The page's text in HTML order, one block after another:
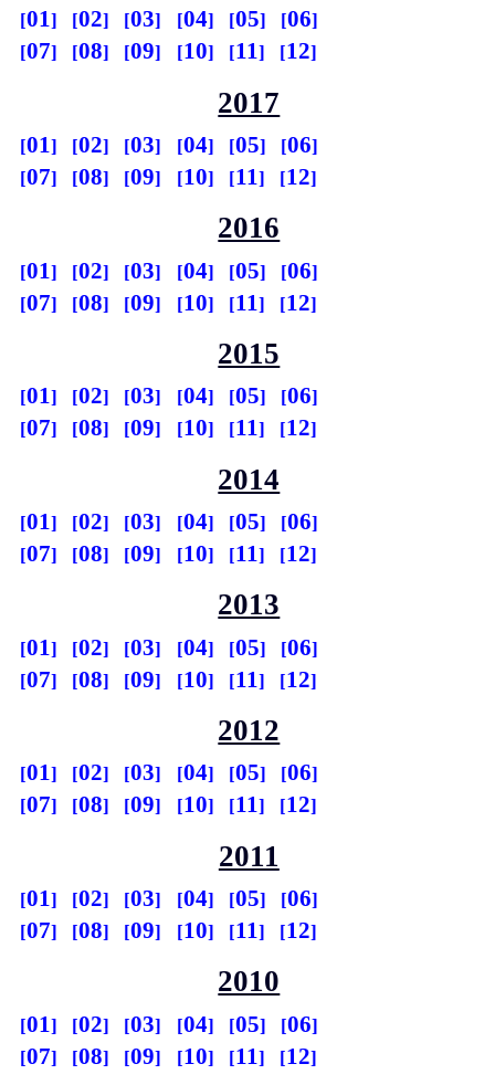
01 02 03 04 05
06
07
08 09 10 11 12
2017
01 02 03 04 05
06
07
08 09 10 11 12
2016
01 02 03 04 05
06
07
08 09 10 11 12
2015
01 02 03 04 05
06
07
08 09 10 11 12
2014
01 02 03 04 05
06
07
08 09 10 11 12
2013
01 02 03 04 05
06
07
08 09 10 11 12
2012
01 02 03 04 05
06
07
08 09 10 11 12
2011
01 02 03 04 05
06
07
08 09 10 11 12
2010
01 02 03 04 05
06
07
08 09 10 11 12